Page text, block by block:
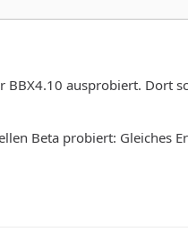
BBX4.10 ausprobiert. Dort
Beta probiert: Gleiches